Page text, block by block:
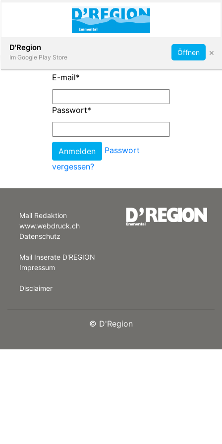
App
Abonnieren
E-mail*
Passwort*
Passwort
vergessen?
Mail Redaktion
www.webdruck.ch
Datenschutz
Mail Inserate D'REGION
Impressum
Disclaimer
© D'Region
D'Region
Im Google Play Store
Öffnen ×